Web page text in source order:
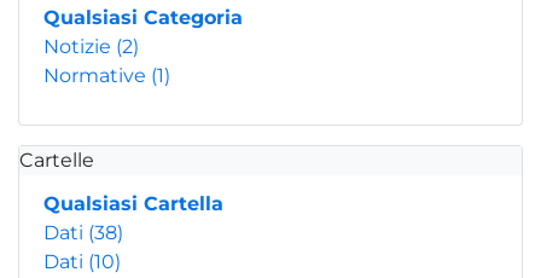
Qualsiasi Categoria
Notizie (2)
Normative (1)
Cartelle
Qualsiasi Cartella
Dati (38)
Dati (10)